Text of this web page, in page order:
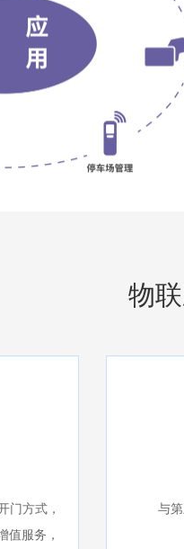
物
门方式，
值服务，
与